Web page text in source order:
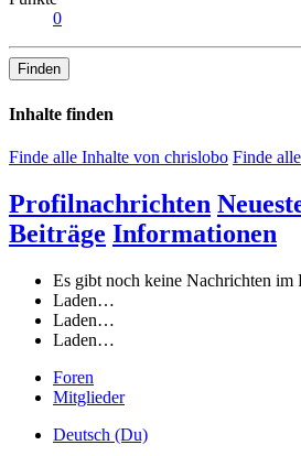
0
Finden
Inhalte finden
Finde alle Inhalte von chrislobo Finde
Profilnachrichten
Beiträge Informationen
Es gibt noch keine Nachrichten
Laden…
Laden…
Laden…
Foren
Mitglieder
Deutsch (Du)